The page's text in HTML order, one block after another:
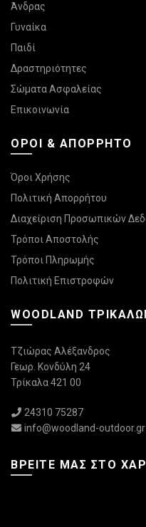
Άνδρας
Γυναίκα
Παιδί
Δραστηριότητες
Σώματα Ασφαλείας
Επικοινωνία
ΌΡΟΙ & ΑΠΌΡΡΗΤΟ
Όροι Χρήσης
Πολιτική Απορρήτου
Διαχείριση Προσωπικών
Τρόποι Αποστολής
Τρόποι Πληρωμής
Πολιτική Επιστροφών
WOODLAND
Τζιώρας Αλέξανδρος
Γεωρ. Κονδύλη 24
Τρίκαλα 421 00
24310 75287
info@woodland-outdoor.gr
ΒΡΕΊΤΕ ΜΑΣ ΣΤΟ